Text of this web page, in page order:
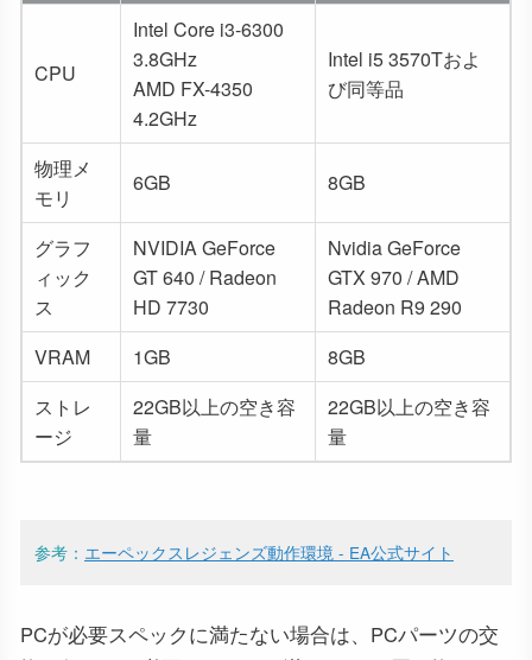
CPU
Intel Core i3-6300
3.8GHz
AMD FX-4350
4.2GHz
Intel i5 3570Tおよ
び同等品
物理メ
モリ
6GB 8GB
グラフ
ィック
ス
NVIDIA GeForce
GT 640 / Radeon
HD 7730
Nvidia GeForce
GTX 970 / AMD
Radeon R9 290
VRAM
1GB
8GB
ストレ
ージ
22GB以上の空き容
量
22GB以上の空き容
量
参考： エーペックスレジェンズ動作環境 - EA公式サイト
PCが必要スペックに満たない場合は、PCパーツの交